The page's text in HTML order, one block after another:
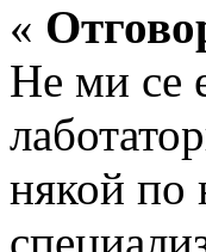
«
Не ми се
някой по